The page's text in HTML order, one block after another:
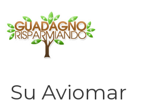
contenuto
Su Aviomar